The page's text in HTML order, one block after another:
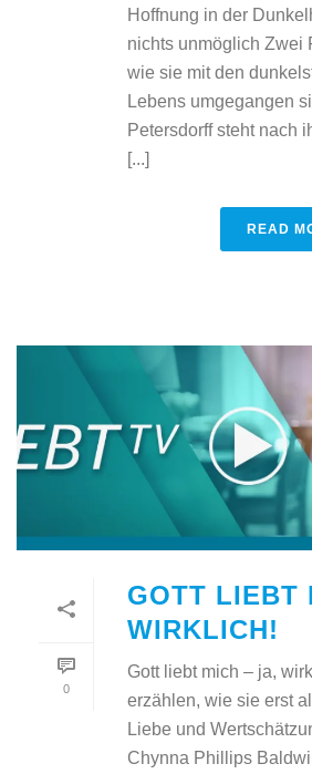
Hoffnung in der
nichts unmöglich Zwei
wie sie mit den
Lebens umgegangen
Petersdorff steht nach
[...]
READ
0
GOTT LIEBT
WIRKLICH!
Gott liebt mich – ja,
erzählen, wie sie erst
Liebe und
Chynna Phillips